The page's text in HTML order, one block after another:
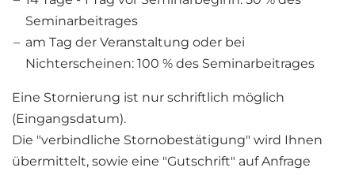
Seminarbeitrages
am Tag der Veranstaltung oder bei
Nichterscheinen: 100 % des Seminarbeitrages
Eine Stornierung ist nur schriftlich möglich
(Eingangsdatum).
Die "verbindliche Stornobestätigung" wird Ihnen
übermittelt, sowie eine "Gutschrift" auf Anfrage